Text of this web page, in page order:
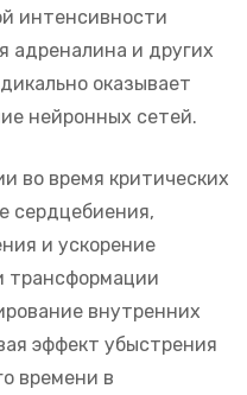
интенсивности
адреналина и других
оказывает
нейронных сетей.
во время критических
сердцебиения,
и ускорение
трансформации
внутренних
эффект убыстрения
времени в